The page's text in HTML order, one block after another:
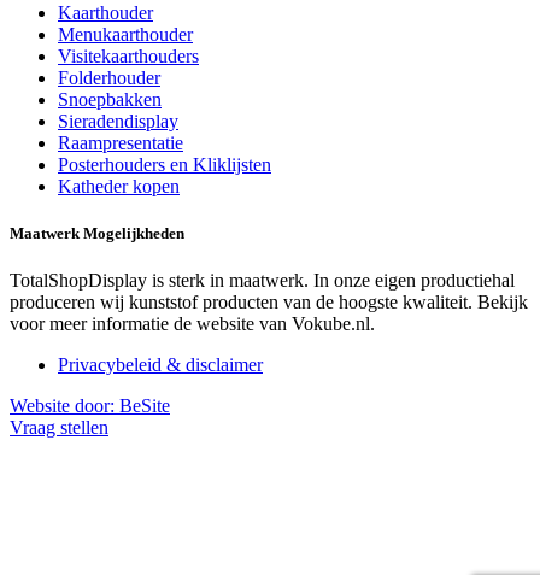
Kaarthouder
Menukaarthouder
Visitekaarthouders
Folderhouder
Snoepbakken
Sieradendisplay
Raampresentatie
Posterhouders en Kliklijsten
Katheder kopen
Maatwerk Mogelijkheden
TotalShopDisplay is sterk in maatwerk. In onze eigen productiehal
produceren wij kunststof producten van de hoogste kwaliteit. Bekijk
voor meer informatie de website van Vokube.nl.
Privacybeleid & disclaimer
Website door: BeSite
Vraag stellen